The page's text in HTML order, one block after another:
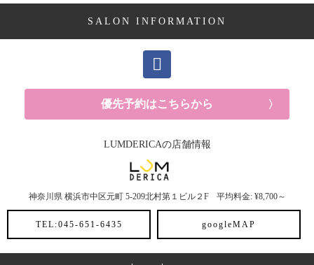
ママ向け (10記事)
30代におすすめメニュー (6記事)
SALON INFORMATION
優先予約はこちらから
LUMDERICAの店舗情報
神奈川県 横浜市中区元町 5-209北村第１ビル２F 平均料金: ¥8,700～
TEL:045-651-6435 googleMAP